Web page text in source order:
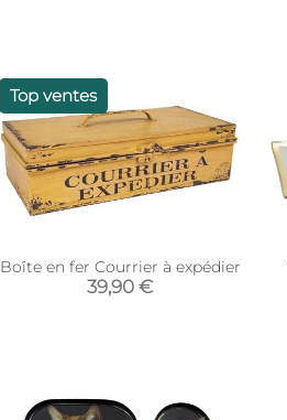
Top ventes
Boîte en fer Courrier à expédier
39,90 €